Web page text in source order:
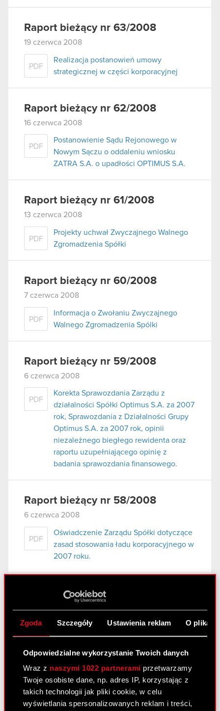
Zgoda Szczegóły Ustawienia reklam O
Odpowiedzialne wykorzystanie Twoich danych
Wraz z naszymi 1022 partnerami przetwarzamy
Twoje osobiste dane, np. adres IP, korzystając z
takich technologii jak pliki cookie, w celu
wyświetlania spersonalizowanych reklam i treści,
Raport bieżący nr 63/2008
19 czerwca 2008
PDF
Realizacja postanowień umowy
strategicznej w części korporacyjnej
Raport bieżący nr 62/2008
16 czerwca 2008
PDF
Postanowienie Sądu Rejonowego w
Nowym Sączu o oddaleniu wniosku
ZATRA S.A. o upadłości OPTIMUS S.A.
Raport bieżący nr 61/2008
13 czerwca 2008
PDF
Projekty uchwał Zwyczajnego Walnego
Zgromadzenia Spółki
Raport bieżący nr 60/2008
7 czerwca 2008
PDF
Informacja o Zwołaniu Zwyczajnego
Walnego Zgromadzenia Spólki
Raport bieżący nr 59/2008
6 czerwca 2008
PDF
Korekta Sprawozdania Zarządu z
działalności Spółki Optimus S.A. za 2007
rok, Sprawozdania z Działalności Grupy
Optimus S.A. za 2007 rok, opinii
niezależnego biegłego rewidenta oraz
raportu uzupełniającego opinię z
badania sprawozdania finansowego.
Raport bieżący nr 58/2008
6 czerwca 2008
PDF
Oświadczenie Zarządu Spółki dotyczące
zasad stosowania ładu korporacyjnego w
2007 roku.
Raport bieżący nr 57/2008
wybór audytora do badania sprawozdań
finansowych Spółki.
Raport bieżący nr 56/2008
14 maja 2008
Oświadczenie Zarządu Spółki dotyczące